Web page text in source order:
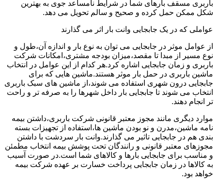
باربری مسقف بارهای شما در شرایط نامساعد جوی به بهترین
شکل ممکن حمل کرده و صحیح و سالم تحویل می دهد.
عواملی که در یک جابجایی وانت بار اثر می گذارند
از عوامل موثر در جابجایی می توان به نوع بار و اندازه آن،طول و
نوع مسیر از مبدا تا مقصد،میزان بودجه مشتری،امکانات شرکت
باربری و زمان جابجایی اشاره کرد.هر کدام از این عوامل در انتخاب
ماشین باربری در حمل بار موثر هستند.ماشین هایی که برای
جابجایی درون شهری استفاده می شوند،از ماشین های سبک باربری
انتخاب می شوند تا جابجایی بار داخل شهرها را به صرفه تر و راحت
تر انجام دهند.
موارد دیگری مانند مجوز معتبر قانونی شرکت باربری،داشتن بیمه
نامه ماشین،مدرن و نو بودن ماشین ها،استفاده از تجهیزات بسته
بندی هم در جابجایی تاثیر می گذارند.وانت بار سردشت با داشتن
مجوزهای معتبر قانونی و رانندگان تحت پوشش بیمه انتخاب مطمئن
و مناسب برای جابجایی بارها و کالاهای شما است.در صورت آسیب
به کالاها در زمان جابجایی پرداخت خسارت بر عهده شرکت بیمه
خواهد بود.